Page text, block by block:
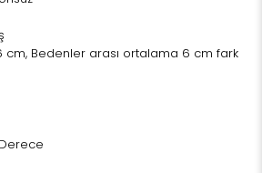
cm, Bedenler arası ortalama 6 cm fark